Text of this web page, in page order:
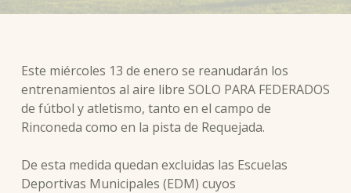
Este miércoles 13 de enero se reanudarán los
entrenamientos al aire libre SOLO PARA FEDERADOS
de fútbol y atletismo, tanto en el campo de
Rinconeda como en la pista de Requejada.
De esta medida quedan excluidas las Escuelas
Deportivas Municipales (EDM) cuyos